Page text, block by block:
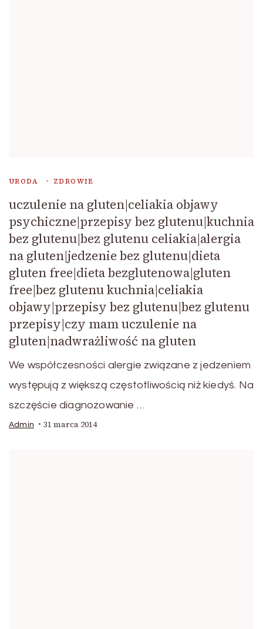
URODA ZDROWIE
uczulenie na gluten|celiakia objawy
psychiczne|przepisy bez glutenu|kuchnia
bez glutenu|bez glutenu celiakia|alergia
na gluten|jedzenie bez glutenu|dieta
gluten free|dieta bezglutenowa|gluten
free|bez glutenu kuchnia|celiakia
objawy|przepisy bez glutenu|bez glutenu
przepisy|czy mam uczulenie na
gluten|nadwrażliwość na gluten
We współczesności alergie związane z jedzeniem
występują z większą częstotliwością niż kiedyś. Na
szczęście diagnozowanie …
Admin 31 marca 2014